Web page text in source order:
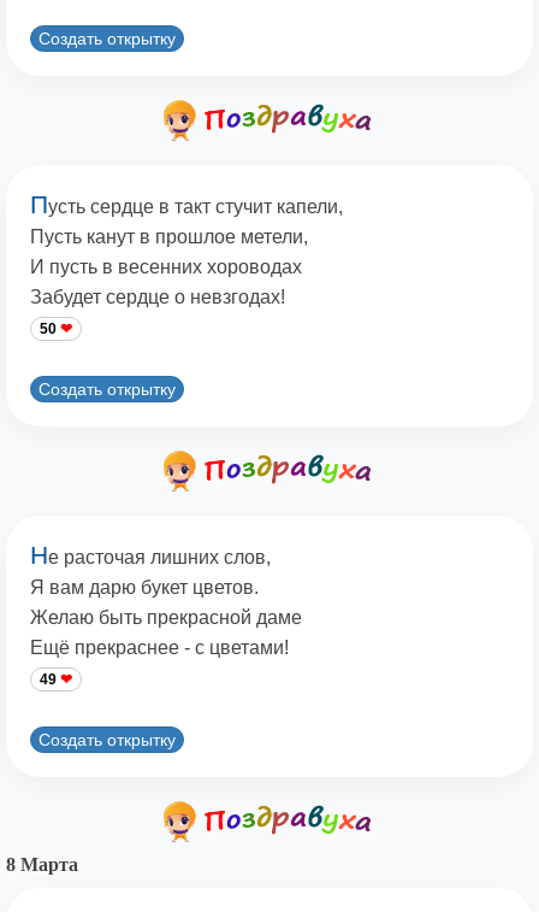
Создать открытку
Пусть сердце в такт стучит капели,
Пусть канут в прошлое метели,
И пусть в весенних хороводах
Забудет сердце о невзгодах!
50
Создать открытку
Не расточая лишних слов,
Я вам дарю букет цветов.
Желаю быть прекрасной даме
Ещё прекраснее - с цветами!
49
Создать открытку
8 Марта